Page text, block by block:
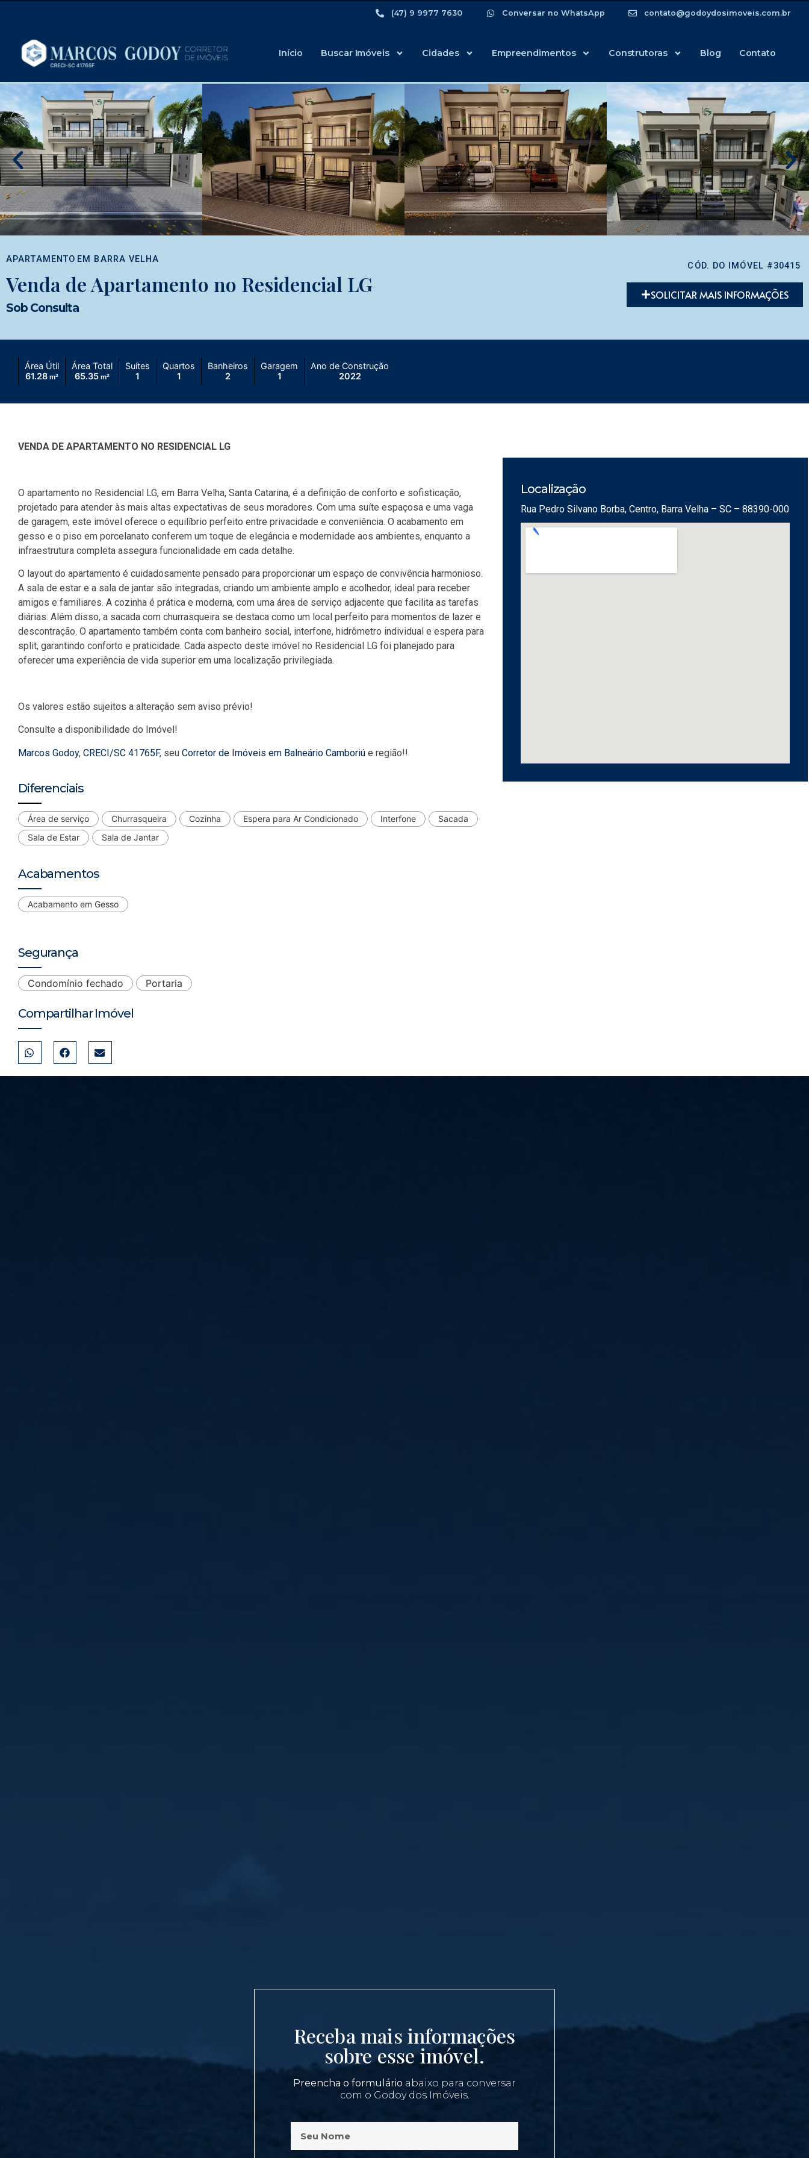
(47) 9 9977 7630 Conversar no WhatsApp contato@godoydosimoveis.com.br
Início Buscar Imóveis Cidades Empreendimentos Construtoras Blog Contato
APARTAMENTO EM BARRA VELHA
Venda de Apartamento no Residencial LG
Sob Consulta
CÓD. DO IMÓVEL #30415
SOLICITAR MAIS INFORMAÇÕES
Área Útil
61.28 m²
Área Total
65.35 m²
Suítes
1
Quartos
1
Banheiros
2
Garagem
1
Ano de Construção
2022
VENDA DE APARTAMENTO NO RESIDENCIAL LG
O apartamento no Residencial LG, em Barra Velha, Santa Catarina, é a definição de conforto e sofisticação,
projetado para atender às mais altas expectativas de seus moradores. Com uma suíte espaçosa e uma vaga
de garagem, este imóvel oferece o equilíbrio perfeito entre privacidade e conveniência. O acabamento em
gesso e o piso em porcelanato conferem um toque de elegância e modernidade aos ambientes, enquanto a
infraestrutura completa assegura funcionalidade em cada detalhe.
O layout do apartamento é cuidadosamente pensado para proporcionar um espaço de convivência harmonioso.
A sala de estar e a sala de jantar são integradas, criando um ambiente amplo e acolhedor, ideal para receber
amigos e familiares. A cozinha é prática e moderna, com uma área de serviço adjacente que facilita as tarefas
diárias. Além disso, a sacada com churrasqueira se destaca como um local perfeito para momentos de lazer e
descontração. O apartamento também conta com banheiro social, interfone, hidrômetro individual e espera para
split, garantindo conforto e praticidade. Cada aspecto deste imóvel no Residencial LG foi planejado para
oferecer uma experiência de vida superior em uma localização privilegiada.
Os valores estão sujeitos a alteração sem aviso prévio!
Consulte a disponibilidade do Imóvel!
Marcos Godoy, CRECI/SC 41765F, seu Corretor de Imóveis em Balneário Camboriú e região!!
Diferenciais
Área de serviço Churrasqueira Cozinha Espera para Ar Condicionado Interfone
Sacada
Sala de Estar
Sala de Jantar
Acabamentos
Acabamento em Gesso
Segurança
Condomínio fechado Portaria
Compartilhar Imóvel
Localização
Rua Pedro Silvano Borba, Centro, Barra Velha – SC – 88390-000
Receba mais informações
sobre esse imóvel.
Preencha o formulário abaixo para conversar
com o Godoy dos Imóveis.